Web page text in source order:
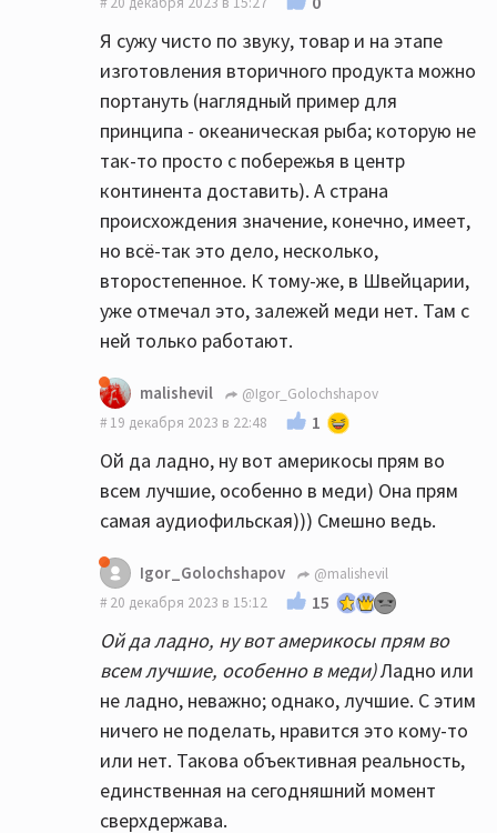
этой страны добыта. А не наоборот...
Я сужу чисто по звуку, товар и на этапе
изготовления вторичного продукта можно
портануть (наглядный пример для
принципа - океаническая рыба; которую не
так-то просто с побережья в центр
континента доставить). А страна
происхождения значение, конечно, имеет,
но всё-так это дело, несколько,
второстепенное. К тому-же, в Швейцарии,
уже отмечал это, залежей меди нет. Там с
ней только работают.
malishevil
@Igor_Golochshapov
19 декабря 2023 в 22:48
1
Ой да ладно, ну вот америкосы прям во
всем лучшие, особенно в меди) Она прям
самая аудиофильская))) Смешно ведь.
Igor_Golochshapov
@malishevil
20 декабря 2023 в 15:12
15
Ой да ладно, ну вот америкосы прям во
всем лучшие, особенно в меди)Ладно или
не ладно, неважно; однако, лучшие. С этим
ничего не поделать, нравится это кому-то
или нет. Такова объективная реальность,
единственная на сегодняшний момент
сверхдержава.